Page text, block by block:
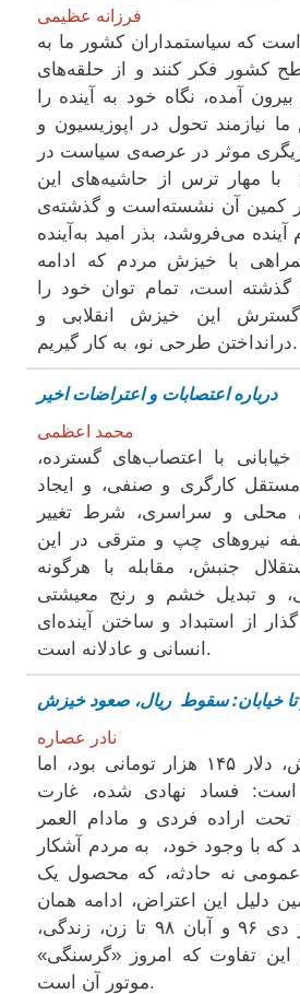
فرزانه عظیمی
که سیاستمداران کشور ما به
کشور فکر کنند و از حلقه‌های
آمده، نگاه خود به آینده‌ را
نیازمند تحول در اپوزیسیون و
موثر در عرصه‌ی سیاست در
با مهار ترس از حاشیه‌های این
کمین آن نشسته‌است و گذشته‌ی
می‌فروشد، بذر امید به‌آینده
با خیزش مردم که ادامه
است، تمام توان خود را
این خیزش انقلابی و
درانداختن طرحی نو، به کار گیریم.
درباره اعتصابات و اعتراضات اخیر
محمد اعظمی
خیابانی با اعتصاب‌های گسترده،
کارگری و صنفی، و ایجاد
محلی و سراسری، شرط تغییر
نیروهای چپ و مترقی در این
جنبش، مقابله با هرگونه
و تبدیل خشم و رنج معیشتی
از استبداد و ساختن آینده‌ای
انسانی و عادلانه است.
تا خیابان: سقوط ریال، صعود خیزش
نادر عصاره
جرقه این خیزش، دلار ۱۴۵ هزار تومانی بود، اما
فساد نهادی شده، غارت
تحت اراده فردی و مادام العمر
که با وجود خود، به مردم آشکار
نه حادثه، که محصول یک
دلیل این اعتراض، ادامه همان
مسیری است که از دی ۹۶ و آبان ۹۸ تا زن، زندگی،
این تفاوت که امروز «گرسنگی»
موتور آن است.